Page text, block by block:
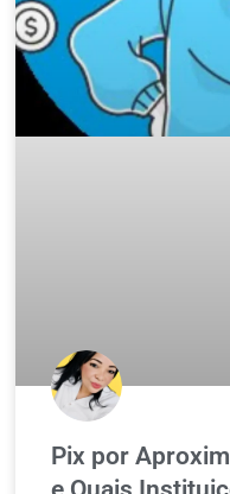
Pix por